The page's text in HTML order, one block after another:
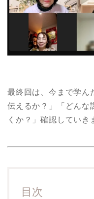
最終回は、今まで学ん
伝えるか？」「どんな
くか？」確認していき
目次